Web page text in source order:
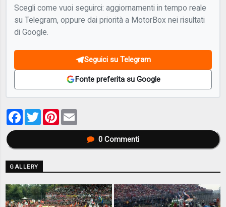
Scegli come vuoi seguirci: aggiornamenti in tempo reale
su Telegram, oppure dai priorità a MotorBox nei risultati
di Google.
Seguici su Telegram
Fonte preferita su Google
Facebook
TwitterPinterest
0Commenti
GALLERY